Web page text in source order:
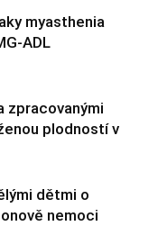
myasthenia
ADL
zpracovanými
plodností v
dětmi o
nemoci